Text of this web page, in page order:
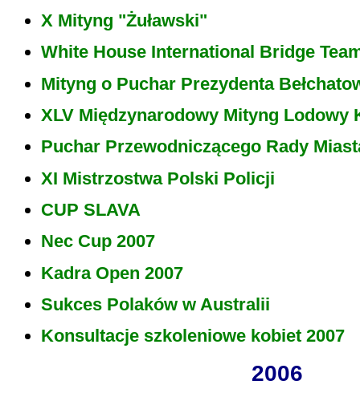
X Mityng "Żuławski"
White House International Bridge
Mityng o Puchar Prezydenta
XLV Międzynarodowy Mityng Lodowy
Puchar Przewodniczącego Rady
XI Mistrzostwa Polski Policji
CUP SLAVA
Nec Cup 2007
Kadra Open 2007
Sukces Polaków w Australii
Konsultacje szkoleniowe kobiet 2007
2006